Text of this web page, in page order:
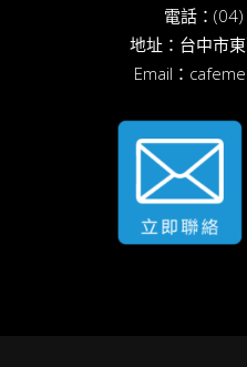
電話：
地址： 台中市
Email：